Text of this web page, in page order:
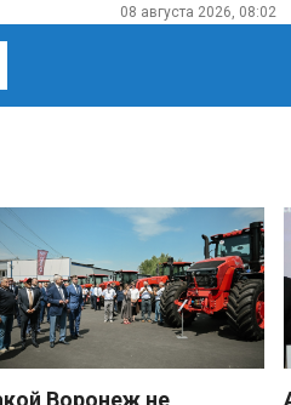
08 августа 2026, 08:02